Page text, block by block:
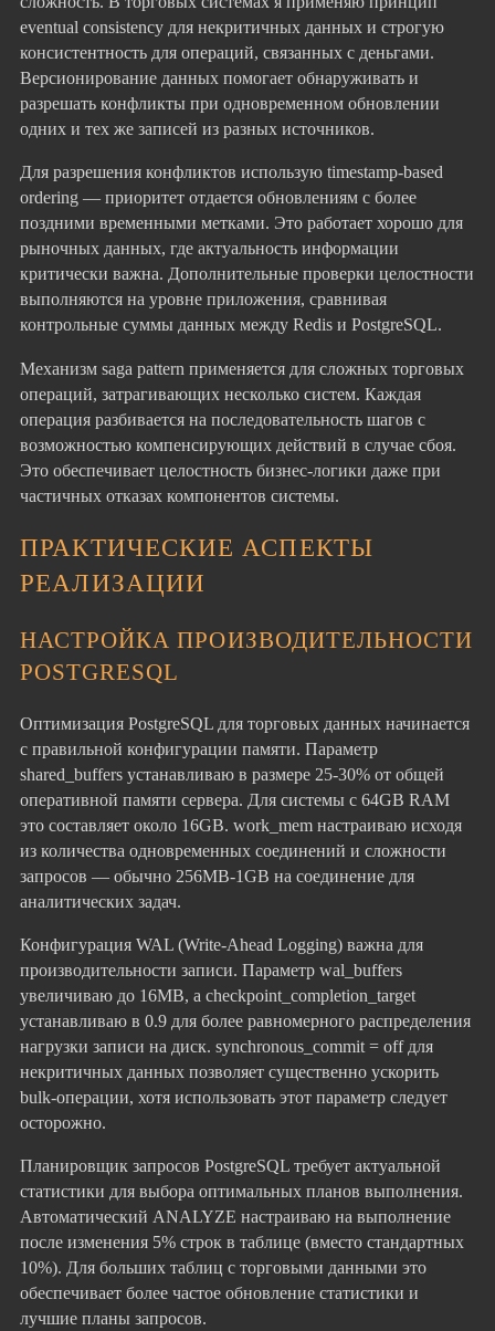
eventual consistency для некритичных данных и строгую
консистентность для операций, связанных с деньгами.
Версионирование данных помогает обнаруживать и
разрешать конфликты при одновременном обновлении
одних и тех же записей из разных источников.
Для разрешения конфликтов использую timestamp-based
ordering — приоритет отдается обновлениям с более
поздними временными метками. Это работает хорошо для
рыночных данных, где актуальность информации
критически важна. Дополнительные проверки целостности
выполняются на уровне приложения, сравнивая
контрольные суммы данных между Redis и PostgreSQL.
Механизм saga pattern применяется для сложных торговых
операций, затрагивающих несколько систем. Каждая
операция разбивается на последовательность шагов с
возможностью компенсирующих действий в случае сбоя.
Это обеспечивает целостность бизнес-логики даже при
частичных отказах компонентов системы.
ПРАКТИЧЕСКИЕ АСПЕКТЫ
РЕАЛИЗАЦИИ
НАСТРОЙКА ПРОИЗВОДИТЕЛЬНОСТИ
POSTGRESQL
Оптимизация PostgreSQL для торговых данных начинается
с правильной конфигурации памяти. Параметр
shared_buffers устанавливаю в размере 25-30% от общей
оперативной памяти сервера. Для системы с 64GB RAM
это составляет около 16GB. work_mem настраиваю исходя
из количества одновременных соединений и сложности
запросов — обычно 256MB-1GB на соединение для
аналитических задач.
Конфигурация WAL (Write-Ahead Logging) важна для
производительности записи. Параметр wal_buffers
увеличиваю до 16MB, а checkpoint_completion_target
устанавливаю в 0.9 для более равномерного распределения
нагрузки записи на диск. synchronous_commit = off для
некритичных данных позволяет существенно ускорить
bulk-операции, хотя использовать этот параметр следует
осторожно.
Планировщик запросов PostgreSQL требует актуальной
статистики для выбора оптимальных планов выполнения.
Автоматический ANALYZE настраиваю на выполнение
после изменения 5% строк в таблице (вместо стандартных
10%). Для больших таблиц с торговыми данными это
обеспечивает более частое обновление статистики и
лучшие планы запросов.